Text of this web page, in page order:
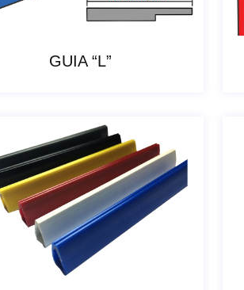
GUIA “L”